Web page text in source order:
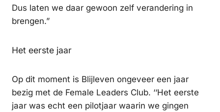
Dus laten we daar gewoon zelf verandering in
brengen.”
Het eerste jaar
Op dit moment is Blijleven ongeveer een jaar
bezig met de Female Leaders Club. ‘‘Het eerste
jaar was echt een pilotjaar waarin we gingen